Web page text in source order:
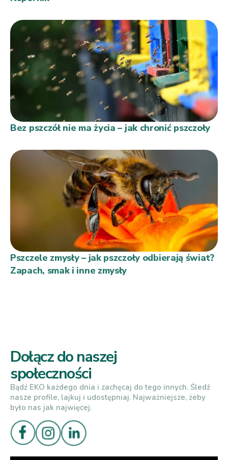
Bez pszczół nie ma życia – jak chronić pszczoły
Pszczele zmysły – jak pszczoły odbierają świat?
Zapach, smak i inne zmysły
Dołącz do naszej
społeczności
Bądź EKO każdego dnia i zachęcaj do tego innych. Śledź
nasze profile, lajkuj i udostępniaj. Najważniejsze, żeby
było nas jak najwięcej.